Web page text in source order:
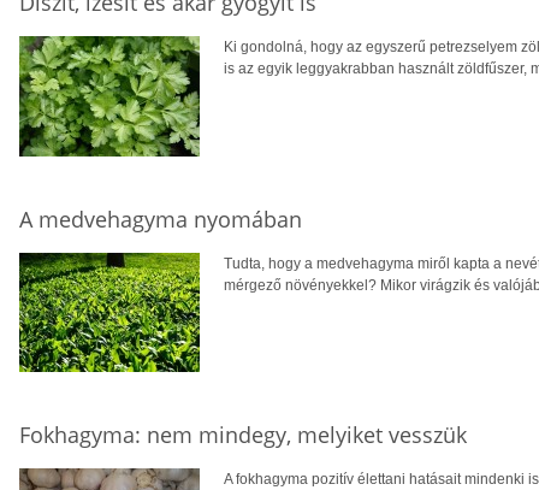
Ki gondolná, hogy az egyszerű petrezselyem
is az egyik leggyakrabban használt zöldfűszer,
A medvehagyma nyomában
Tudta, hogy a medvehagyma miről kapta a
mérgező növényekkel? Mikor virágzik és
Fokhagyma: nem mindegy, melyiket vesszük
A fokhagyma pozitív élettani hatásait mindenki